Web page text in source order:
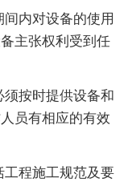
内对设备的使用
主张权利受到任
按时提供设备和
员有相应的有效
程施工规范及要